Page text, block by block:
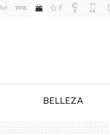
BELLEZA